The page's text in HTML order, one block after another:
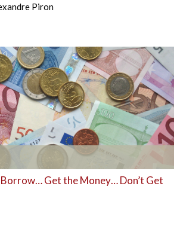
Piron
Get the Money… Don’t Get